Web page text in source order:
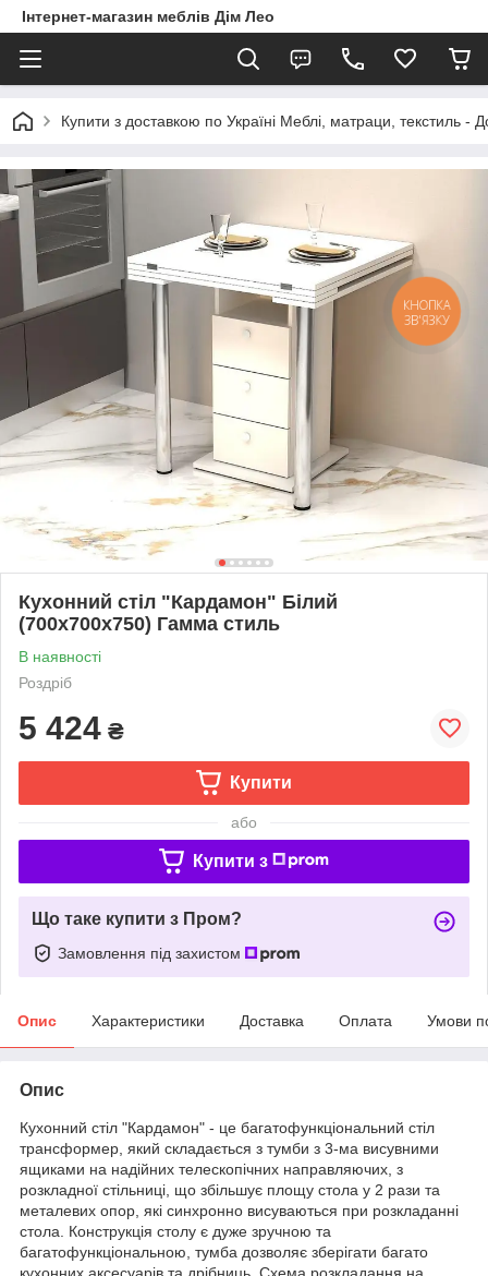
Інтернет-магазин меблів Дім Лео
Купити з доставкою по Україні Меблі, матраци, текстиль -
Кухонний стіл "Кардамон" Білий
(700x700x750) Гамма стиль
В наявності
Роздріб
5 424 ₴
Купити
або
Купити з
Що таке купити з Пром?
Замовлення під захистом
Опис Характеристики Доставка Оплата Умови
Опис
Кухонний стіл "Кардамон" - це багатофункціональний стіл
трансформер, який складається з тумби з 3-ма висувними
ящиками на надійних телескопічних направляючих, з
розкладної стільниці, що збільшує площу стола у 2 рази та
металевих опор, які синхронно висуваються при розкладанні
стола. Конструкція столу є дуже зручною та
багатофункціональною, тумба дозволяє зберігати багато
кухонних аксесуарів та дрібниць. Схема розкладання на
КНОПКА
ЗВ'ЯЗКУ